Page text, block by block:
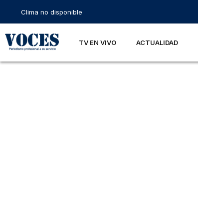
Clima no disponible
TV EN VIVO ACTUALIDAD